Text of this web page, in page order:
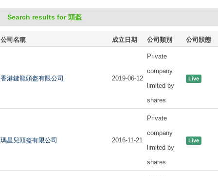
Search results for 頭盔
公司名稱 成立日期 公司類別 公司狀態
香港鍵龍頭盔有限公司 2019-06-12
Private
company
limited by
shares
Live
瑪星兒頭盔有限公司 2016-11-21
Private
company
limited by
shares
Live